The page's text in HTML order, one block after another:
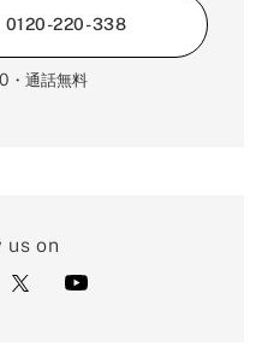
0120-220-338
・通話無料
us on